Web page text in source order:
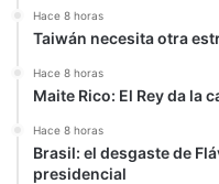
Hace 8 horas
Taiwán necesita otra
Hace 8 horas
Maite Rico: El Rey da la
Hace 8 horas
Brasil: el desgaste de
presidencial